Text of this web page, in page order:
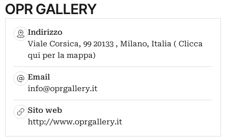
OPR GALLERY
Indirizzo
Viale Corsica, 99 20133 , Milano, Italia ( Clicca
qui per la mappa)
Email
info@oprgallery.it
Sito web
http://www.oprgallery.it